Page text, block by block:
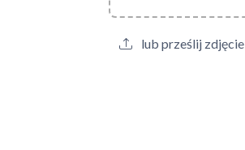
lub prześlij zdjęcie